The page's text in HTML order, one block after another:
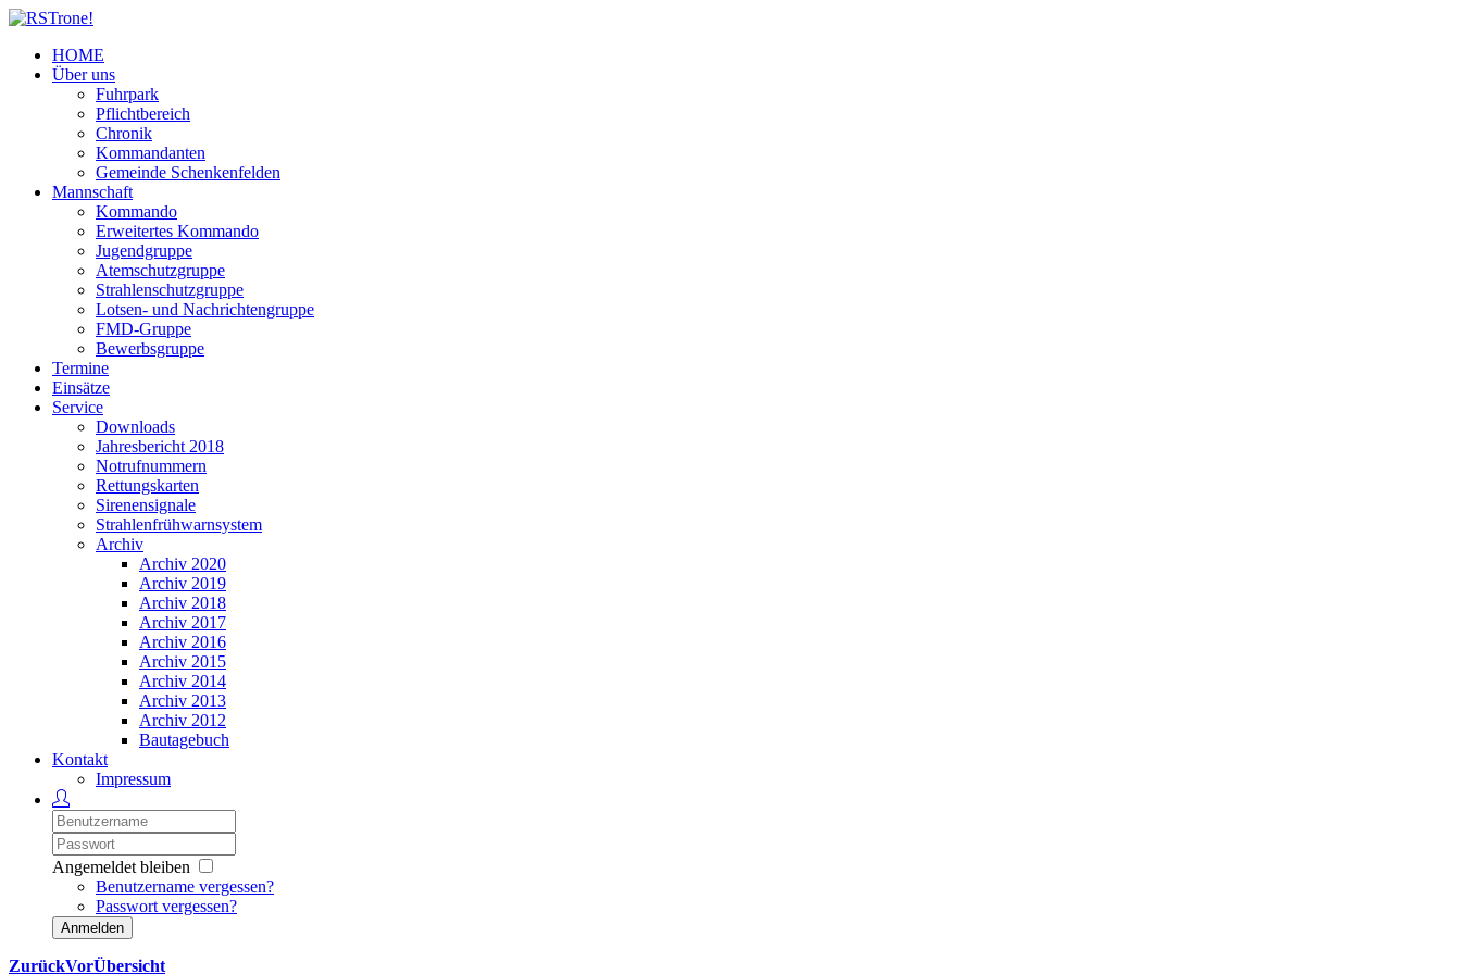
HOME
Über uns
Fuhrpark
Pflichtbereich
Chronik
Kommandanten
Gemeinde Schenkenfelden
Mannschaft
Kommando
Erweitertes Kommando
Jugendgruppe
Atemschutzgruppe
Strahlenschutzgruppe
Lotsen- und Nachrichtengruppe
FMD-Gruppe
Bewerbsgruppe
Termine
Einsätze
Service
Downloads
Jahresbericht 2018
Notrufnummern
Rettungskarten
Sirenensignale
Strahlenfrühwarnsystem
Archiv
Archiv 2020
Archiv 2019
Archiv 2018
Archiv 2017
Archiv 2016
Archiv 2015
Archiv 2014
Archiv 2013
Archiv 2012
Bautagebuch
Kontakt
Impressum
Angemeldet bleiben
Benutzername vergessen?
Passwort vergessen?
Anmelden
ZurückVorÜbersicht